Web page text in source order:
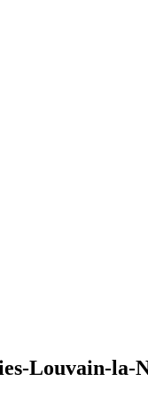
Louvain-la-